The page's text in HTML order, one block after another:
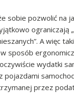
sobie pozwolić na
ograniczają
A więc
sposób
wydatki
pojazdami
przez